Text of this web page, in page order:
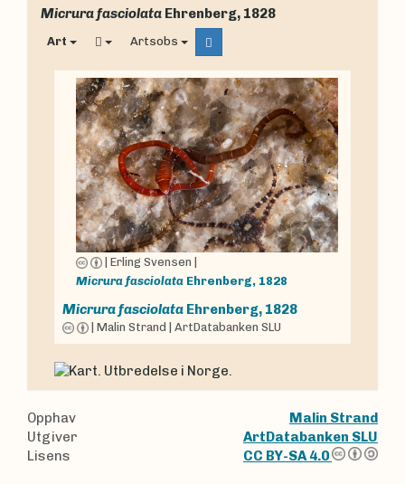
Micrura fasciolata Ehrenberg, 1828
Art Artsobs
Erling Svensen
Micrura fasciolata Ehrenberg, 1828
Micrura fasciolata Ehrenberg, 1828
Malin Strand ArtDatabanken SLU
Opphav
Malin Strand
Utgiver
ArtDatabanken SLU
Lisens
CC BY-SA 4.0